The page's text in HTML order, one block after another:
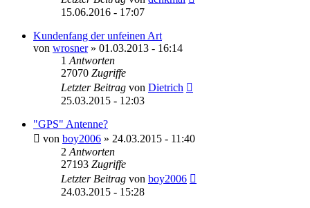
15.06.2016 - 17:07
Kundenfang der unfeinen Art
von wrosner» 01.03.2013 - 16:14
1 Antworten
27070 Zugriffe
Letzter Beitrag von Dietrich
25.03.2015 - 12:03
"GPS" Antenne?
von boy2006 » 24.03.2015 - 11:40
2 Antworten
27193 Zugriffe
Letzter Beitrag von boy2006
24.03.2015 - 15:28